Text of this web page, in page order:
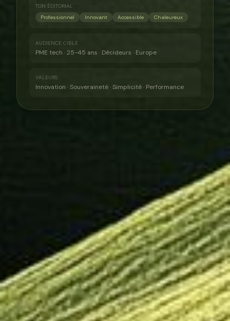
TON ÉDITORIAL
Professionnel
Innovant Accessible Chaleureux
AUDIENCE CIBLE
PME tech · 25-45 ans · Décideurs · Europe
VALEURS
Innovation · Souveraineté · Simplicité · Performance